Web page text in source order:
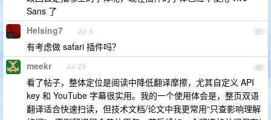
Sans 了
85
Helsing7 Jul 4
有考虑做 safari 插件吗？
86
meekr Jul 23
看了帖子，整体定位是阅读中降低翻译摩擦，尤其自定义 API
key 和 YouTube 字幕很实用。我的一个使用体会是，整页双语
翻译适合快速扫读，但技术文档/论文中我更常用“只查影响理解